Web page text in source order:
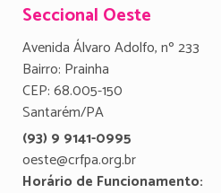
Seccional Oeste
Avenida Álvaro Adolfo, nº 233
Bairro: Prainha
CEP: 68.005-150
Santarém/PA
(93) 9 9141-0995
oeste@crfpa.org.br
Horário de Funcionamento: